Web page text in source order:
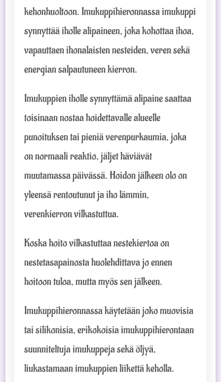
kehonhuoltoon. Imukuppihieronnassa imukuppi
synnyttää iholle alipaineen, joka kohottaa ihoa,
vapauttaen ihonalaisten nesteiden, veren sekä
energian salpautuneen kierron.
Imukuppien iholle synnyttämä alipaine saattaa
toisinaan nostaa hoidettavalle alueelle
punoituksen tai pieniä verenpurkaumia, joka
on normaali reaktio, jäljet häviävät
muutamassa päivässä. Hoidon jälkeen olo on
yleensä rentoutunut ja iho lämmin,
verenkierron vilkastuttua.
Koska hoito vilkastuttaa nestekiertoa on
nestetasapainosta huolehdittava jo ennen
hoitoon tuloa, mutta myös sen jälkeen.
Imukuppihieronnassa käytetään joko muovisia
tai silikonisia, erikokoisia imukuppihierontaan
suunniteltuja imukuppeja sekä öljyä,
liukastamaan imukuppien liikettä keholla.